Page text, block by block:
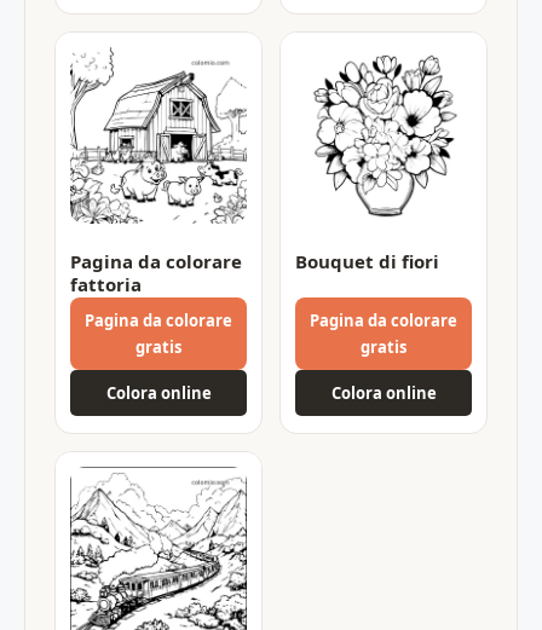
Pagina da colorare
fattoria
Pagina da colorare
gratis
Colora online
Bouquet di fiori
Pagina da colorare
gratis
Colora online